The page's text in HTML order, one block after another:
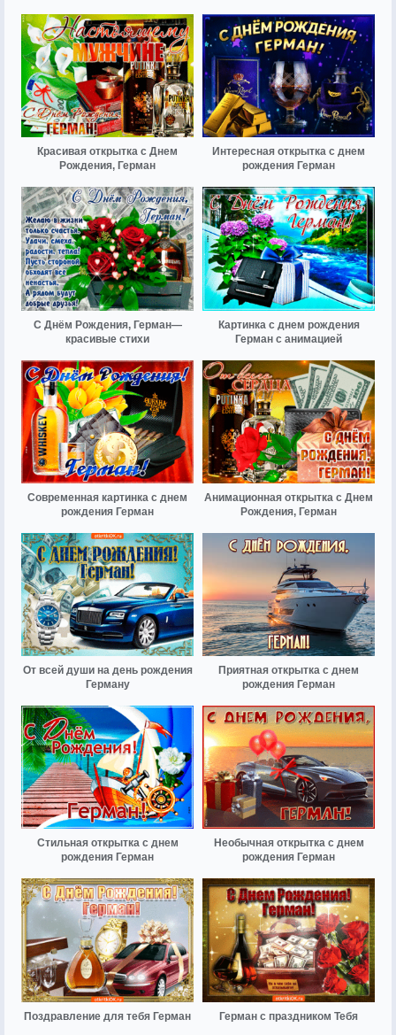
Красивая открытка с Днем
Рождения, Герман
Интересная открытка с днем
рождения Герман
С Днём Рождения, Герман—
красивые стихи
Картинка с днем рождения
Герман с анимацией
Современная картинка с днем
рождения Герман
Анимационная открытка с Днем
Рождения, Герман
От всей души на день рождения
Герману
Приятная открытка с днем
рождения Герман
Стильная открытка с днем
рождения Герман
Необычная открытка с днем
рождения Герман
Поздравление для тебя Герман Герман с праздником Тебя